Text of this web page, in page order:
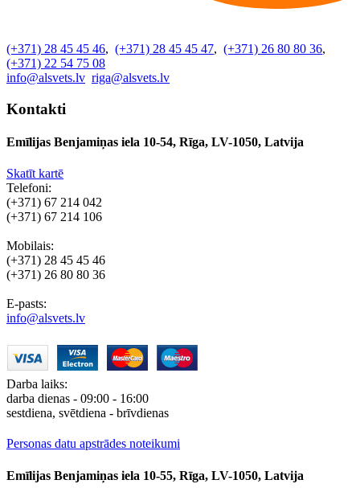
(+371) 28 45 45 46, (+371) 28 45 45 47, (+371) 26 80 80 36,
(+371) 22 54 75 08
info@alsvets.lv riga@alsvets.lv
Kontakti
Emīlijas Benjamiņas iela 10-54, Rīga, LV-1050, Latvija
Skatīt kartē
Telefoni:
(+371) 67 214 042
(+371) 67 214 106
Mobilais:
(+371) 28 45 45 46
(+371) 26 80 80 36
E-pasts:
info@alsvets.lv
Darba laiks:
darba dienas - 09:00 - 16:00
sestdiena, svētdiena - brīvdienas
Personas datu apstrādes noteikumi
Emīlijas Benjamiņas iela 10-55, Rīga, LV-1050, Latvija